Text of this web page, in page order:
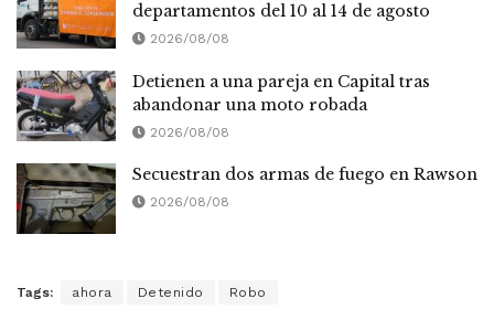
departamentos del 10 al 14 de agosto
2026/08/08
Detienen a una pareja en Capital tras
abandonar una moto robada
2026/08/08
Secuestran dos armas de fuego en Rawson
2026/08/08
Tags: ahora Detenido Robo